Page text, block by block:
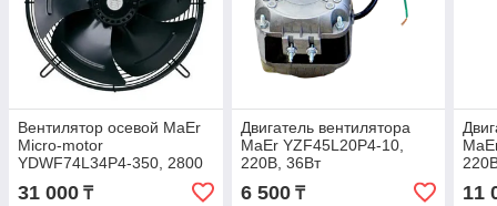
Вентилятор осевой MaEr
Micro-motor
YDWF74L34P4-350, 2800
31 000 ₸
Двигатель вентилятора
MaEr YZF45L20P4-10,
220В, 36Вт
6 500₸ 11